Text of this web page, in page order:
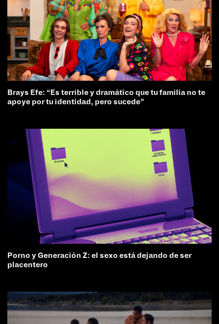
Brays Efe: “Es terrible y dramático que tu familia no te
apoye por tu identidad, pero sucede”
Porno y Generación Z: el sexo está dejando de ser
placentero